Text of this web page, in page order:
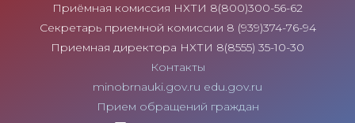
Приёмная комиссия НХТИ 8(800)300-56-62
Секретарь приемной комиссии 8 (939)374-76-94
Приемная директора НХТИ 8(8555) 35-10-30
Контакты
minobrnauki.gov.ru edu.gov.ru
Прием обращений граждан